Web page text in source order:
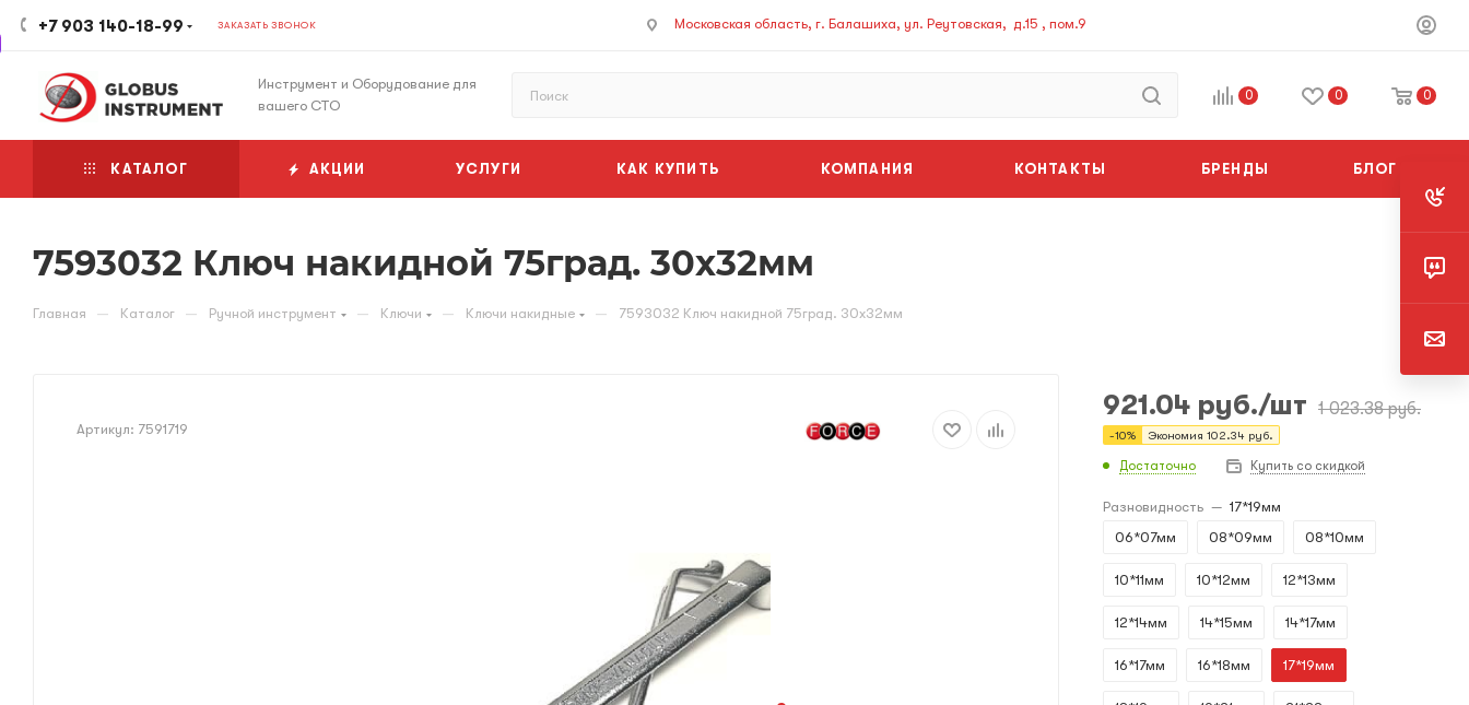
+7 903 140-18-99 ЗАКАЗАТЬ ЗВОНОК Московская область, г. Балашиха, ул. Реутовская, д.15 , пом.9
Инструмент и Оборудование для
вашего СТО
0 0 0
КАТАЛОГ АКЦИИ УСЛУГИ КАК КУПИТЬ КОМПАНИЯ КОНТАКТЫ БРЕНДЫ БЛОГ
7593032 Ключ накидной 75град. 30х32мм
Главная — Каталог — Ручной инструмент — Ключи — Ключи накидные — 7593032 Ключ накидной 75град. 30х32мм
Артикул: 7591719
921.04 руб./шт 1 023.38руб.
-10% Экономия 102.34 руб.
Достаточно Купить со скидкой
Разновидность — 17*19мм
06*07мм
08*09мм 08*10мм
10*11мм 10*12мм 12*13мм
12*14мм 14*15мм 14*17мм
16*17мм 16*18мм 17*19мм